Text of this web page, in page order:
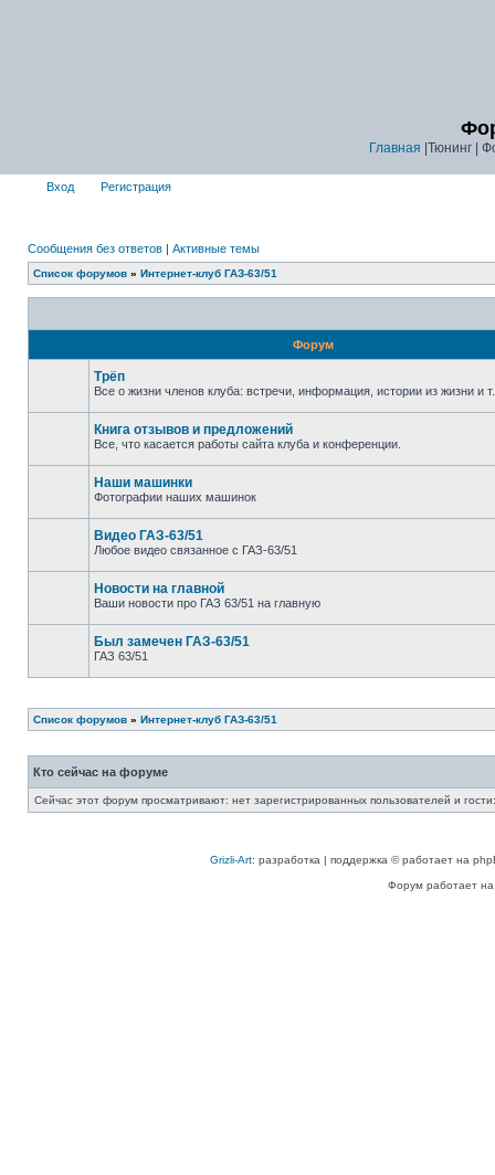
Главная |Тюнинг |
Вход Регистрация
Сообщения без ответов | Активные темы
Список форумов » Интернет-клуб ГАЗ-63/51
Форум
Трёп
Все о жизни членов клуба: встречи, информация, истории из жизни и
Книга отзывов и предложений
Все, что касается работы сайта клуба и конференции.
Наши машинки
Фотографии наших машинок
Видео ГАЗ-63/51
Любое видео связанное с ГАЗ-63/51
Новости на главной
Ваши новости про ГАЗ 63/51 на главную
Был замечен ГАЗ-63/51
ГАЗ 63/51
Список форумов » Интернет-клуб ГАЗ-63/51
Кто сейчас на форуме
Сейчас этот форум просматривают: нет зарегистрированных пользователей и
Grizli-Art: разработка | поддержка © работает на
Форум работает